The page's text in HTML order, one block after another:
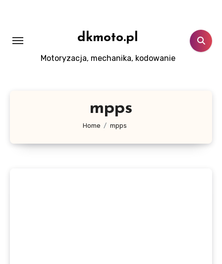
dkmoto.pl
Motoryzacja, mechanika, kodowanie
mpps
Home mpps